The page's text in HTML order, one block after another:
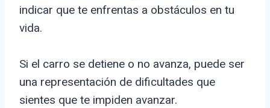
indicar que te enfrentas a obstáculos en tu
vida.
Si el carro se detiene o no avanza, puede ser
una representación de dificultades que
sientes que te impiden avanzar.